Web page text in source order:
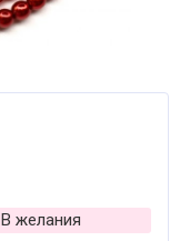
В желания